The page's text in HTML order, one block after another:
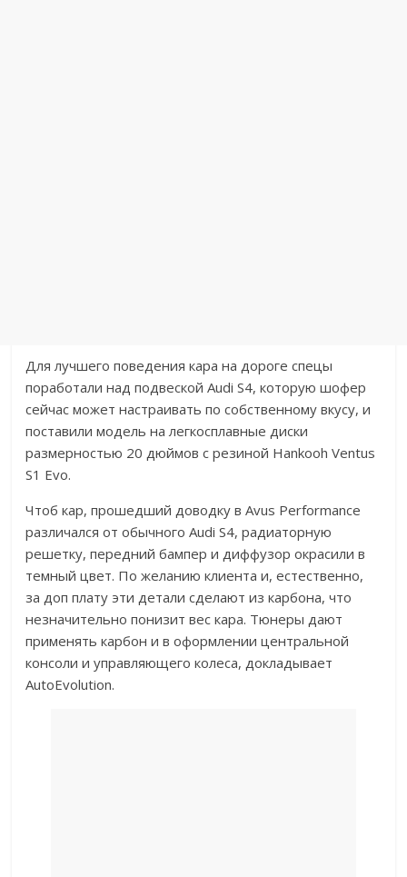
Для лучшего поведения кара на дороге спецы
поработали над подвеской Audi S4, которую шофер
сейчас может настраивать по собственному вкусу, и
поставили модель на легкосплавные диски
размерностью 20 дюймов с резиной Hankooh Ventus
S1 Evo.
Чтоб кар, прошедший доводку в Avus Performance
различался от обычного Audi S4, радиаторную
решетку, передний бампер и диффузор окрасили в
темный цвет. По желанию клиента и, естественно,
за доп плату эти детали сделают из карбона, что
незначительно понизит вес кара. Тюнеры дают
применять карбон и в оформлении центральной
консоли и управляющего колеса, докладывает
AutoEvolution.